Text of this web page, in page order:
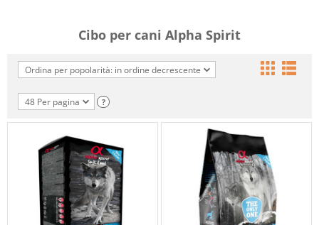
Cibo per cani Alpha Spirit
Ordina per popolarità: in ordine decrescente
48 Per pagina ?